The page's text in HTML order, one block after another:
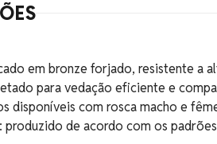
em bronze forjado, resistente a
para vedação eficiente e
disponíveis com rosca macho e
produzido de acordo com os